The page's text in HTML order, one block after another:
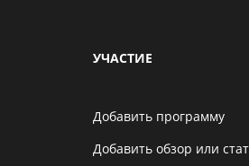
УЧАСТИЕ
Добавить программу
Добавить обзор или